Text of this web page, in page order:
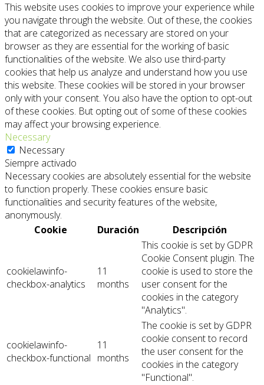
This website uses cookies to improve your experience while
you navigate through the website. Out of these, the cookies
that are categorized as necessary are stored on your
browser as they are essential for the working of basic
functionalities of the website. We also use third-party
cookies that help us analyze and understand how you use
this website. These cookies will be stored in your browser
only with your consent. You also have the option to opt-out
of these cookies. But opting out of some of these cookies
may affect your browsing experience.
Necessary
Necessary
Siempre activado
Necessary cookies are absolutely essential for the website
to function properly. These cookies ensure basic
functionalities and security features of the website,
anonymously.
Cookie
Duración Descripción
cookielawinfo-
checkbox-analytics
11
months
This cookie is set by GDPR
Cookie Consent plugin. The
cookie is used to store the
user consent for the
cookies in the category
"Analytics".
cookielawinfo-
checkbox-functional
11
months
The cookie is set by GDPR
cookie consent to record
the user consent for the
cookies in the category
"Functional".